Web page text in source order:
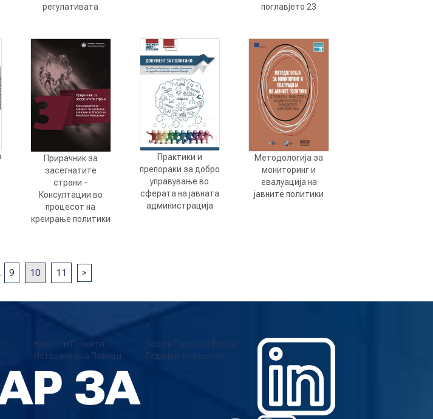
регулативата
поглавјето 23
Прирачник за
засегнатите
страни -
Консултации во
процесот на
креирање политики
Практики и
препораки за добро
управување во
сферата на јавната
администрација
Методологија за
мониторинг и
евалуација на
јавните политики
. 9 10 11 >
Новости Проекти
Истражувања Повици
Услуги Галерија Видео
Годишни извештаи